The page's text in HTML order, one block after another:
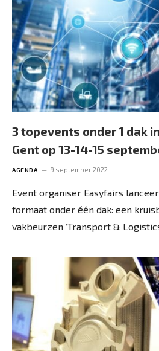
3 topevents onder 1 dak
Gent op 13-14-15
AGENDA 9 september 2022
Event organiser Easyfairs
formaat onder één dak: een
vakbeurzen ‘Transport &